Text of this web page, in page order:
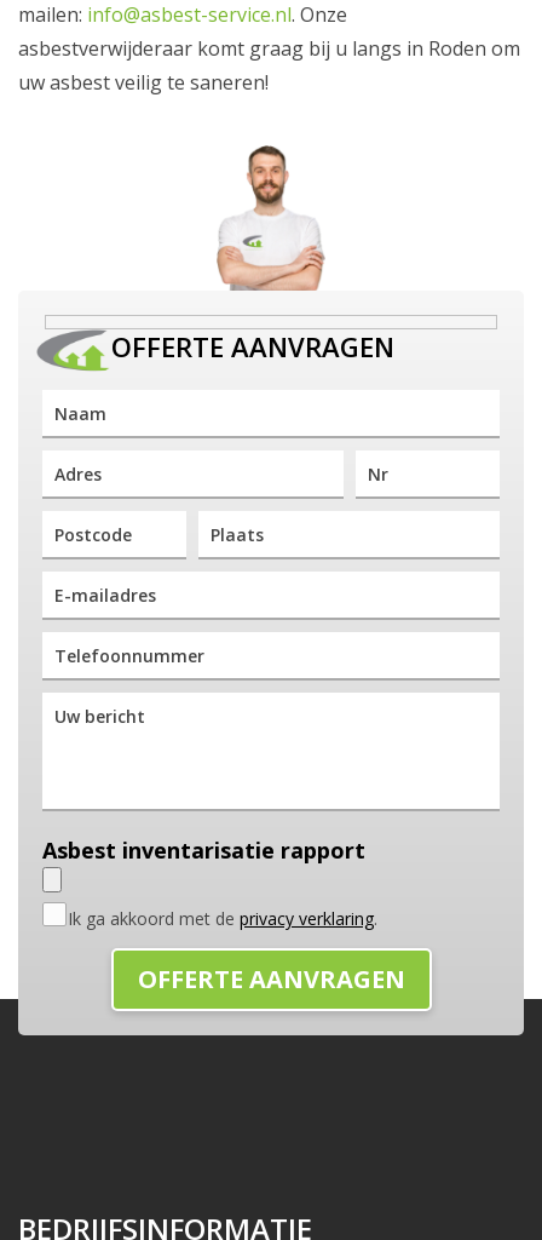
mailen: info@asbest-service.nl. Onze
asbestverwijderaar komt graag bij u langs in Roden om
uw asbest veilig te saneren!
OFFERTE AANVRAGEN
Asbest inventarisatie rapport
Ik ga akkoord met de privacy verklaring.
BEDRIJFSINFORMATIE